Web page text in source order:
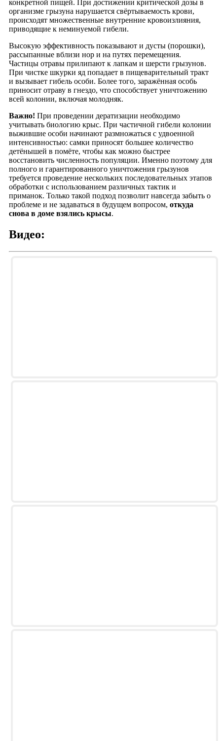
конкретной пищей. При достижении критической дозы в
организме грызуна нарушается свёртываемость крови,
происходят множественные внутренние кровоизлияния,
приводящие к неминуемой гибели.
Высокую эффективность показывают и дусты (порошки),
рассыпанные вблизи нор и на путях перемещения.
Частицы отравы прилипают к лапкам и шерсти грызунов.
При чистке шкурки яд попадает в пищеварительный тракт
и вызывает гибель особи. Более того, заражённая особь
приносит отраву в гнездо, что способствует уничтожению
всей колонии, включая молодняк.
Важно! При проведении дератизации необходимо
учитывать биологию крыс. При частичной гибели колонии
выжившие особи начинают размножаться с удвоенной
интенсивностью: самки приносят большее количество
детёнышей в помёте, чтобы как можно быстрее
восстановить численность популяции. Именно поэтому для
полного и гарантированного уничтожения грызунов
требуется проведение нескольких последовательных этапов
обработки с использованием различных тактик и
приманок. Только такой подход позволит навсегда забыть о
проблеме и не задаваться в будущем вопросом, откуда
снова в доме взялись крысы.
Видео: